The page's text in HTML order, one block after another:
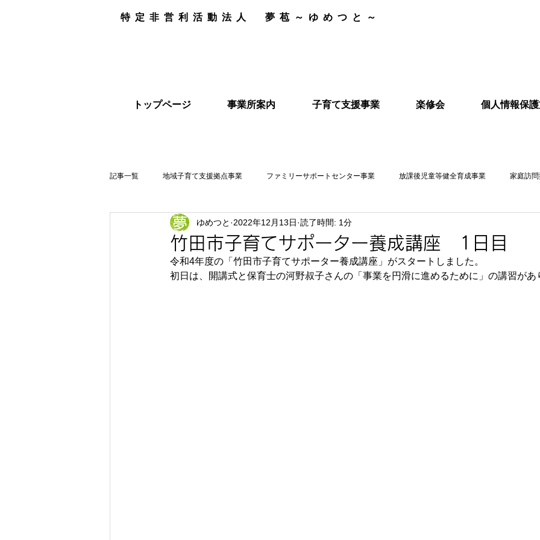
特定非営利活動法人 夢苞～ゆめつと～
トップページ 事業所案内 子育て支援事業 楽修会 個人情報保
記事一覧 地域子育て支援拠点事業 ファミリーサポートセンター事業 放課後児童等健全育成事業 家庭訪
竹田市子育てサポーター養成講座 1日目
ゆめつと 2022年12月13日 読了時間: 1分
令和4年度の「竹田市子育てサポーター養成講座」がスタートしました。
初日は、開講式と保育士の河野叔子さんの「事業を円滑に進めるために」の講習があ